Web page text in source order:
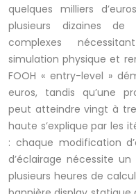
quelques milliers
plusieurs dizaines
complexes
simulation physique et
FOOH « entry-level »
euros, tandis qu’une
peut atteindre vingt à
haute s’explique par les
: chaque modification
d’éclairage nécessite
plusieurs heures de